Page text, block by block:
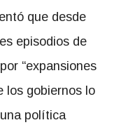
que desde
episodios de
“expansiones
los gobiernos lo
política